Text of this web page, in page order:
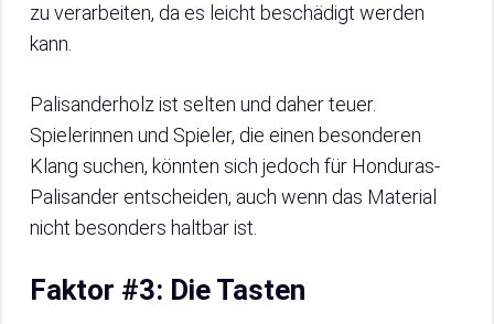
zu verarbeiten, da es leicht beschädigt werden
kann.
Palisanderholz ist selten und daher teuer.
Spielerinnen und Spieler, die einen besonderen
Klang suchen, könnten sich jedoch für Honduras-
Palisander entscheiden, auch wenn das Material
nicht besonders haltbar ist.
Faktor #3: Die Tasten